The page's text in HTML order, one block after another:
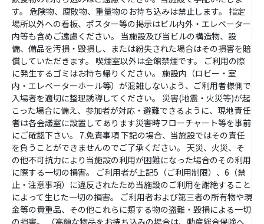
す。 危険物、腐敗物、重量物のお持ち込みは禁止します。 指定
場所以外への看板、ポスター等の掲示はビル内外・エレベーター
内等も含めご遠慮ください。 当施設及び当ビルの構造物、設
備、備品を汚損・毀損し、または紛失された場合はその損害を賠
償していただきます。 喫煙室以外は全館禁煙です。 ご利用の際
に発生するゴミはお持ち帰りください。 施設内（ロビー・室
内・エレベーターホール等）が混雑しないよう、ご利用者様側で
入場者を適切に整理誘導してください。 災害(地震・火災等)が起
こった場合に備え、参加者が対応・避難できるように、現地責任
者は各会議室に設置してあります災害時フローチャート等を事前
にご確認下さい。 7.免責事項 下記の場合、当施設ではその責任
を負うことができませんのでご了承ください。 天災、火災、そ
の他不可抗力により当施設の利用が困難になった場合のその利用
に際する一切の損害。 ご利用者が上記5（ご利用制限）、6（禁
止・注意事項）に違反されたため当施設のご利用を謝絶すること
によって生じた一切の損害。 ご利用者および第三者の所有物や現
金等の貴重品、その他これらに類する物の盗難・毀損による一切
の損害。 （高額な物品をお持ち込みの場合は、動産総合保険へ